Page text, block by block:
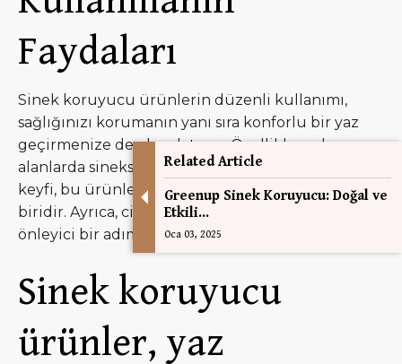
Faydaları
Sinek koruyucu ürünlerin düzenli kullanımı,
sağlığınızı korumanın yanı sıra konforlu bir yaz
geçirmenize de olanak tanır. Özellikle açık
alanlarda sineksiz bir ortamda vakit geçirmenin
keyfi, bu ürünlerin en büyük avantajlarından
biridir. Ayrıca, ciddi hastalıklardan korunmak için
önleyici bir adım atmış olursunuz.
Sinek koruyucu
ürünler, yaz
Related Article
Greenup Sinek Koruyucu: Doğal ve
Etkili...
Oca 03, 2025